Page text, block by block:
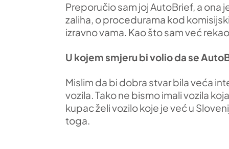
Preporučio sam joj AutoBrief, a ona
zaliha, o procedurama kod
izravno vama. Kao što sam već
U kojem smjeru bi volio da se
Mislim da bi dobra stvar bila veća
vozila. Tako ne bismo imali vozila
kupac želi vozilo koje je već u
toga.